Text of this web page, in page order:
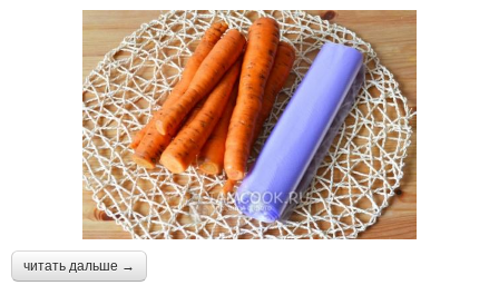
читать дальше →